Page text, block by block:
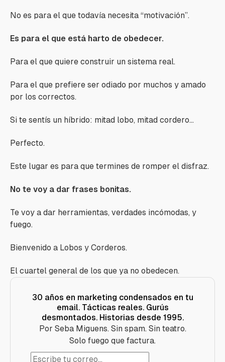
No es para el que todavía necesita “motivación”.
Es para el que está harto de obedecer.
Para el que quiere construir un sistema real.
Para el que prefiere ser odiado por muchos y amado
por los correctos.
Si te sentís un híbrido: mitad lobo, mitad cordero…
Perfecto.
Este lugar es para que termines de romper el disfraz.
No te voy a dar frases bonitas.
Te voy a dar herramientas, verdades incómodas, y
fuego.
Bienvenido a Lobos y Corderos.
El cuartel general de los que ya no obedecen.
30 años en marketing condensados en tu
email. Tácticas reales. Gurús
desmontados. Historias desde 1995.
Por Seba Miguens. Sin spam. Sin teatro.
Solo fuego que factura.